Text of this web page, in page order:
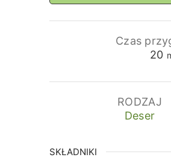
Czas
20
RODZAJ
Deser
SKŁADNIKI